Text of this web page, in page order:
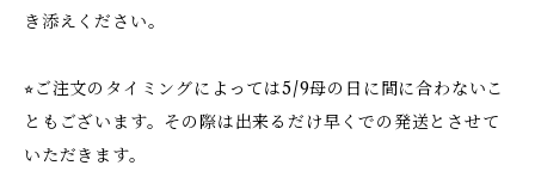
き添えください。
⭐︎ご注文のタイミングによっては5/9母の日に間に合わないこ
ともございます。その際は出来るだけ早くでの発送とさせて
いただきます。